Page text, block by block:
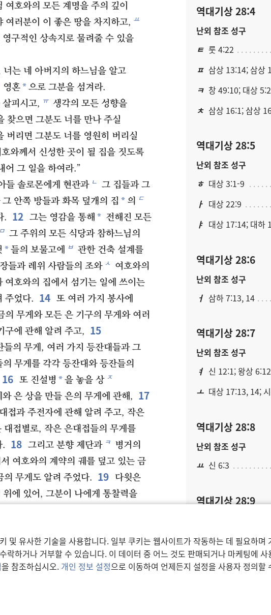
및 유사한 기술을 사용합니다. 일부 쿠키는 웹사이트가 작동하는 데 필요하
락하거나 거부할 수 있습니다. 이 데이터 중 어느 것도 판매되거나 마케팅에
을 참조하십시오. 개인 정보 설정으로 이동하여 언제든지 설정을 사용자 정의할
호와의 모든 계명을 주의 깊이
여러분이 이 좋은 땅을 차지하고, ㅛ
구적인 상속지로 물려줄 수 있을
는 네 아버지의 하느님을 알고
영혼*으로 그분을 섬겨라.
피시고, ㅠ 생각의 모든 성향을
찾으면 그분도 너를 만나 주실
버리면 그분도 너를 영원히 버리실
와께서 신성한 곳이 될 집을 짓도록
어 그 일을 하여라.”
들 솔로몬에게 현관과 ㄴ 그 집들과 그
안쪽 방들과 화목 덮개의 집 * 의 ㄷ
. 12 그는 영감을 통해 * 전해진 모든
ㅁ 그 주위의 모든 식당과 참하느님의
*들의 보물고에 ㅂ 관한 건축 설계를
들과 레위 사람들의 조와 ㅅ 여호와의
여호와의 집에서 섬기는 일에 쓰이는
주었다.
14 또 여러 가지 봉사에
의 무게와 모든 은 기구의 무게와 여러
구에 관해 알려 주고,
15
들의 무게, 여러 가지 등잔대들과 그
무게를 각각 등잔대와 등잔들의
16 또 진설병 * 을 놓을 상 ㅈ
은 상을 만들 은의 무게에 관해, 17
접과 주전자에 관해 알려 주고, 작은
대접별로, 작은 은대접들의 무게를
.
18 그리고 분향 제단과 ㅋ 병거의
여호와의 계약의 궤를 덮고 있는 금
의 무게도 알려 주었다. 19
다윗은
에 있어, 그분이 나에게 통찰력을
ㅏ
겁내지 마라. 여호와 하느님, 나의
기 때문이다. ㅑ
그분은 너를 버리거나
계실 것이다.
들이
역대기상 28:4
난외 참조 성구
ㅌ 룻 4:22
ㅍ 삼상 13:14; 삼상
ㅋ 창 49:10; 대상
ㅊ 삼상 16:1; 삼상
역대기상 28:5
난외 참조 성구
ㅎ 대상 3:1-9
ㅏ 대상 22:9
ㅑ 대상 17:14; 대하
역대기상 28:6
난외 참조 성구
ㅓ 삼하 7:13, 14
역대기상 28:7
난외 참조 성구
ㅕ 신 12:1; 왕상 6:12
ㅗ 대상 17:13, 14;
역대기상 28:8
난외 참조 성구
ㅛ 신 6:3
역대기상 28:9
또는 “온전히 바친”.
또는 “기꺼운”.
용어 설명참조.